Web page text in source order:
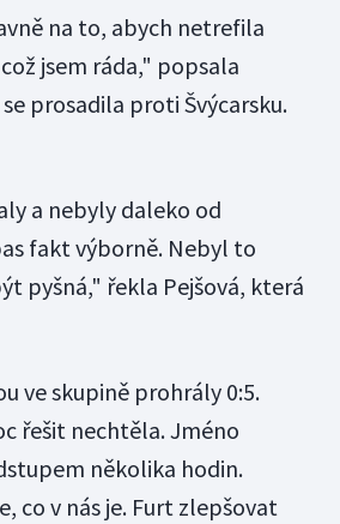
na to, abych netrefila
jsem ráda," popsala
prosadila proti Švýcarsku.
a nebyly daleko od
fakt výborně. Nebyl to
pyšná," řekla Pejšová, která
ve skupině prohrály 0:5.
řešit nechtěla. Jméno
několika hodin.
co v nás je. Furt zlepšovat